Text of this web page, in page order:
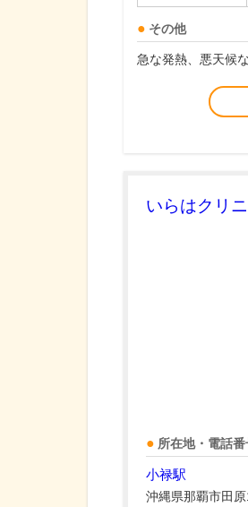
その他
急な発熱、悪天候
いらはクリ
所在地・電話番
小禄駅
沖縄県那覇市田